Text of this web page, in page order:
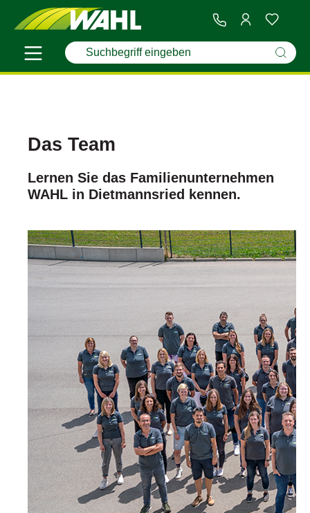
Das Team
Lernen Sie das Familienunternehmen
WAHL in Dietmannsried kennen.